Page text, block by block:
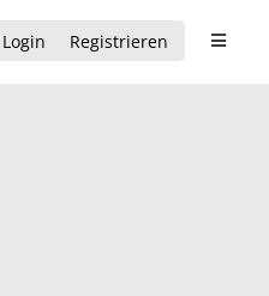
Login Registrieren